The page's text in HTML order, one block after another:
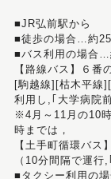
■JR弘前駅から
■徒歩の場合…約
■バス利用の場合…
【路線バス】６番
[駒越線][枯木平線
利用し,｢大学病院
※4月～11月の10
時までは，
【土手町循環バス
（10分間隔で運行
■タクシー利用の